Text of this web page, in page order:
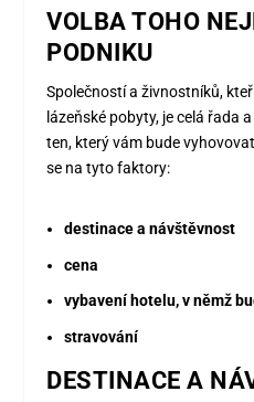
VOLBA TOHO
PODNIKU
Společností a živnostníků,
lázeňské pobyty, je celá řada
ten, který vám bude
se na tyto faktory:
destinace a návštěvnost
cena
vybavení hotelu, v němž
stravování
DESTINACE A